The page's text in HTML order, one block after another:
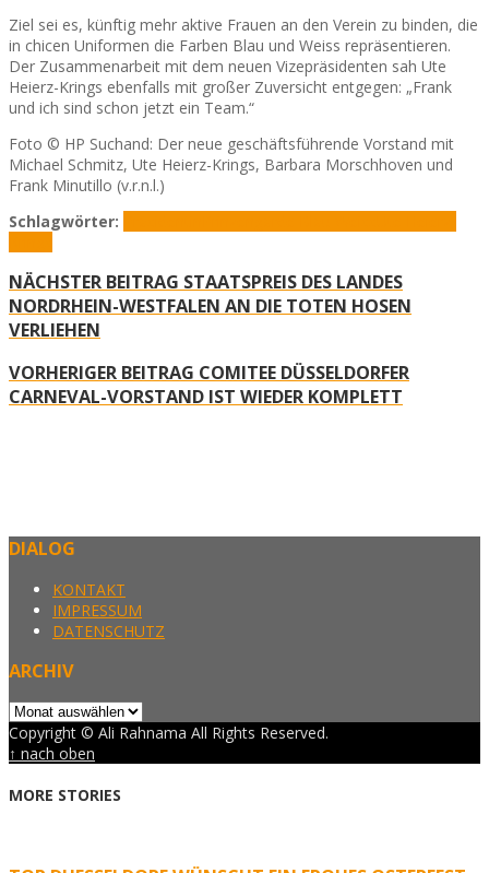
Ziel sei es, künftig mehr aktive Frauen an den Verein zu binden, die
in chicen Uniformen die Farben Blau und Weiss repräsentieren.
Der Zusammenarbeit mit dem neuen Vizepräsidenten sah Ute
Heierz-Krings ebenfalls mit großer Zuversicht entgegen: „Frank
und ich sind schon jetzt ein Team.“
Foto © HP Suchand: Der neue geschäftsführende Vorstand mit
Michael Schmitz, Ute Heierz-Krings, Barbara Morschhoven und
Frank Minutillo (v.r.n.l.)
Schlagwörter:
NÄCHSTER BEITRAG STAATSPREIS DES LANDES
NORDRHEIN-WESTFALEN AN DIE TOTEN HOSEN
VERLIEHEN
VORHERIGER BEITRAG COMITEE DÜSSELDORFER
CARNEVAL-VORSTAND IST WIEDER KOMPLETT
DIALOG
KONTAKT
IMPRESSUM
DATENSCHUTZ
ARCHIV
Archiv
Copyright © Ali Rahnama All Rights Reserved.
↑ nach oben
MORE STORIES